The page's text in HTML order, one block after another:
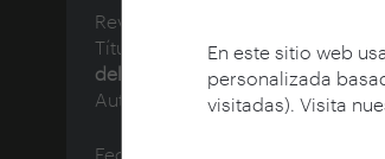
En este sitio web
personalizada
visitadas). Visita
Revista:
Título:
Obsolescencias no
del aula
Autor:
Navarro, Virginia
Fecha de publicación: